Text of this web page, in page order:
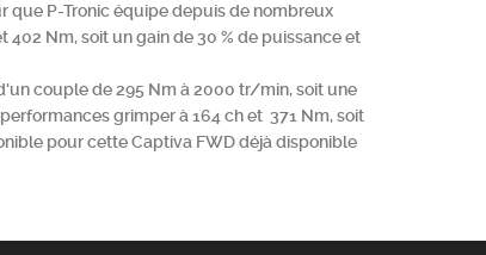
que P-Tronic équipe depuis de nombreux
Nm, soit un gain de 30 % de puissance et
couple de 295 Nm à 2000 tr/min, soit une
grimper à 164 ch et 371 Nm, soit
pour cette Captiva FWD déjà disponible